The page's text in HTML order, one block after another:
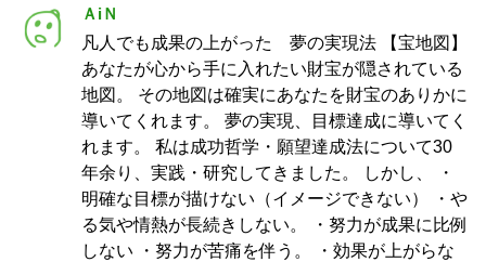
ＡiＮ
凡人でも成果の上がった 夢の実現法 【宝地図】
あなたが心から手に入れたい財宝が隠されている
地図。 その地図は確実にあなたを財宝のありかに
導いてくれます。 夢の実現、目標達成に導いてく
れます。 私は成功哲学・願望達成法について30
年余り、実践・研究してきました。 しかし、 ・
明確な目標が描けない（イメージできない） ・や
る気や情熱が長続きしない。 ・努力が成果に比例
しない ・努力が苦痛を伴う。 ・効果が上がらな